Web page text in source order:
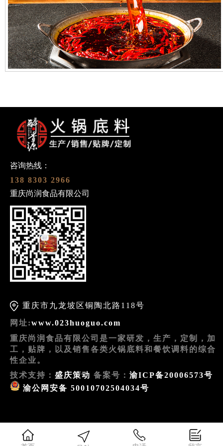
咨询热线：
138 8303 2966
重庆尚润食品有限公司
重庆市九龙坡区铜陶北路118号
网址:www.023huoguo.com
重庆尚润食品有限公司是一家研发，生产，定制，加
工，贴牌，以及销售各类火锅底料和餐饮调料的综合
性企业。
技术支持： 盛庆策动 备案号： 渝ICP备20006573号
渝公网安备 50010702504034号